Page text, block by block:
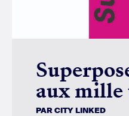
aux mille
PARCITY LINKED